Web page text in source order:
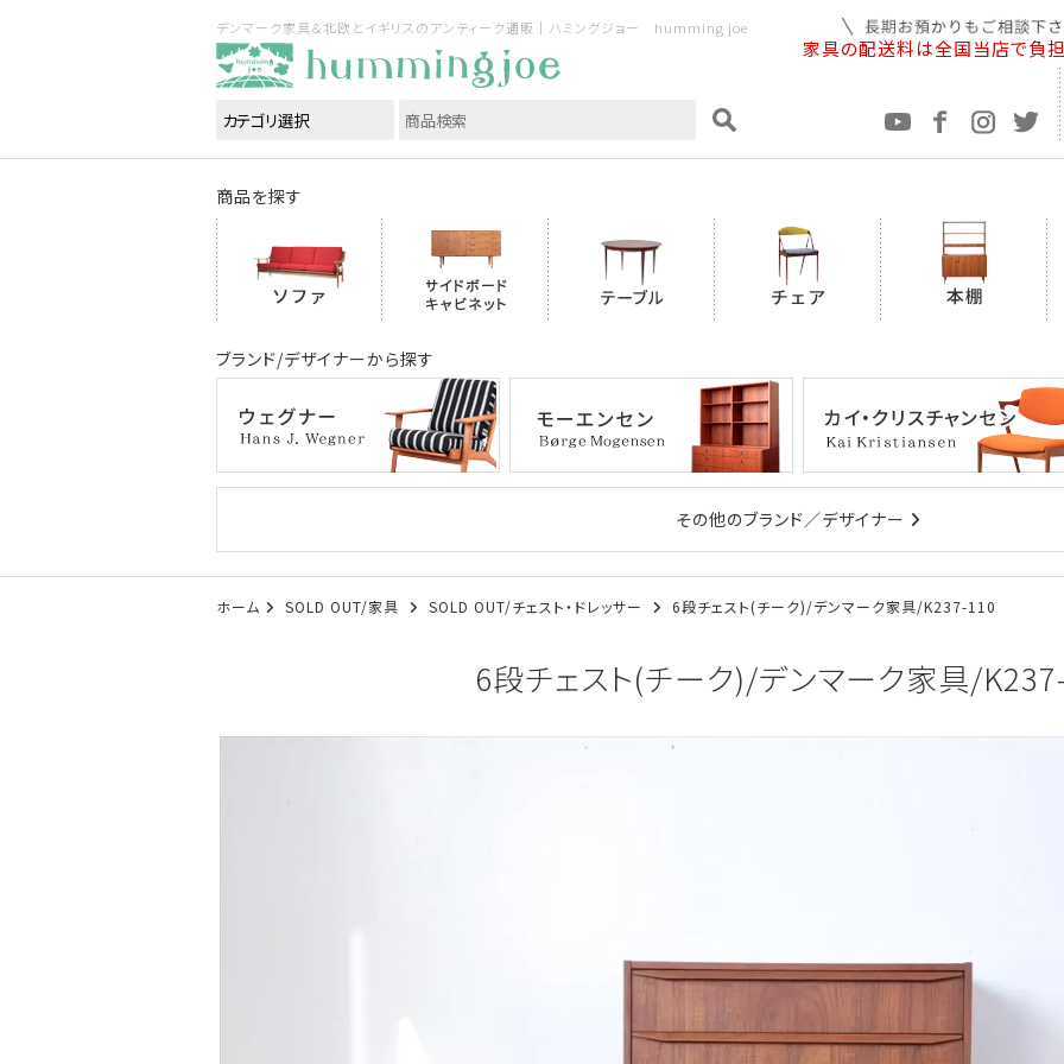
デンマーク家具＆北欧とイギリスのアンティーク通販｜ハミングジョー humming joe
家具の配送料は全国当店で負
商品を探す
ブランド/デザイナーから探す
その他のブランド／デザイナー
ホーム SOLD OUT/家具 SOLD OUT/チェスト・ドレッサー 6段チェスト(チーク)/デンマーク家具/K237-110
6段チェスト(チーク)/デンマーク家具/